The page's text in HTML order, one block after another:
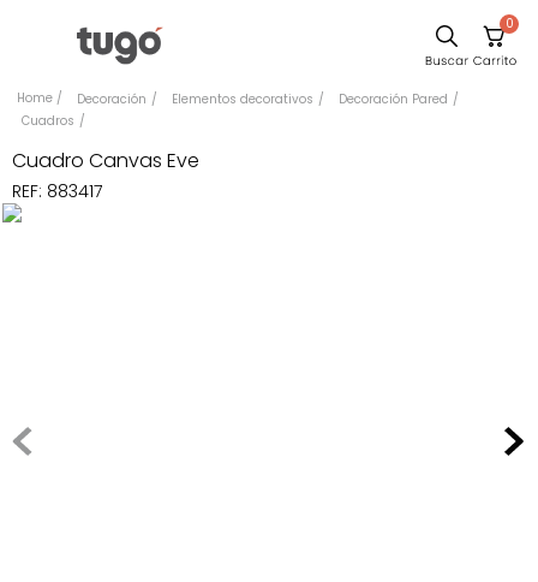
0
Decoración Elementos decorativos
Decoración Pared
Cuadros
Cuadro Canvas Eve
REF: 883417
Comedor
Silla